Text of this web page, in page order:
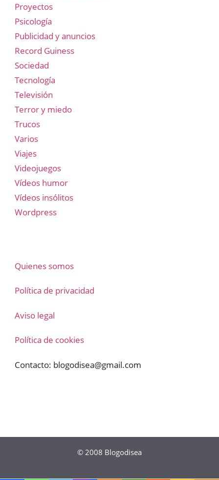
Proyectos
Psicología
Publicidad y anuncios
Record Guiness
Sociedad
Tecnología
Televisión
Terror y miedo
Trucos
Varios
Viajes
Videojuegos
Vídeos humor
Vídeos insólitos
Wordpress
Quienes somos
Política de privacidad
Aviso legal
Política de cookies
Contacto: blogodisea@gmail.com
© 2008 Blogodisea